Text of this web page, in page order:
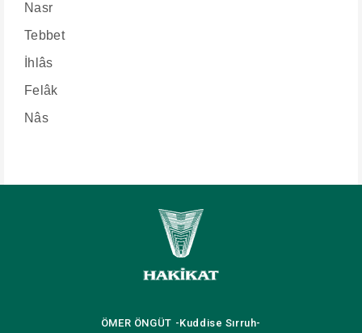
Nasr
Tebbet
İhlâs
Felâk
Nâs
ÖMER ÖNGÜT -Kuddise Sırruh-